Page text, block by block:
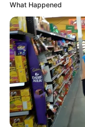
20:59 / 06 Avqust 2026
TƏCİLİ!Türkiyə
- Nə baş verir?
82
What Happened